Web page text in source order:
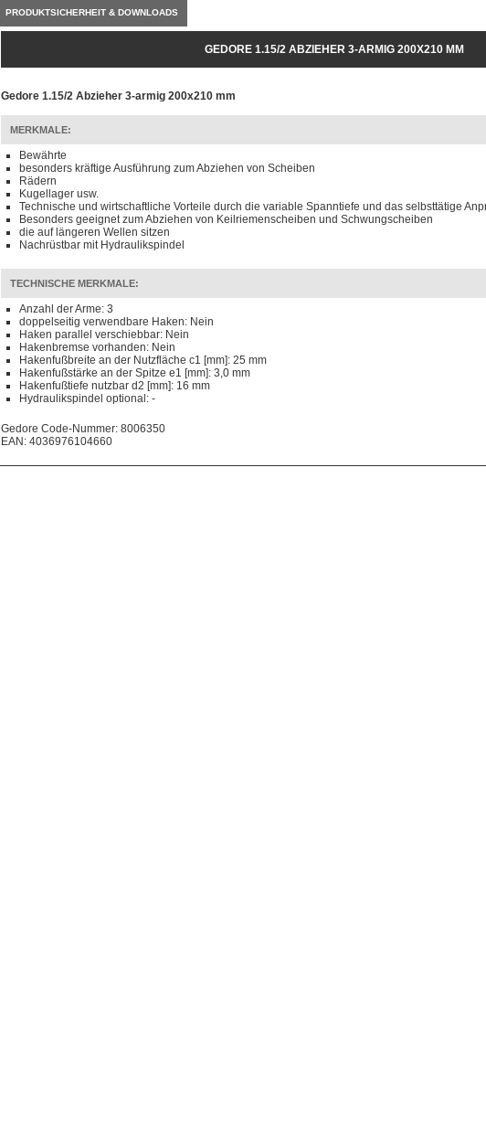
PRODUKTSICHERHEIT & DOWNLOADS
GEDORE 1.15/2 ABZIEHER 3-ARMIG 200X210 MM
Gedore 1.15/2 Abzieher 3-armig 200x210 mm
MERKMALE:
Bewährte
besonders kräftige Ausführung zum Abziehen von Scheiben
Rädern
Kugellager usw.
Technische und wirtschaftliche Vorteile durch die variable Spanntiefe und das selbsttätige
Besonders geeignet zum Abziehen von Keilriemenscheiben und Schwungscheiben
die auf längeren Wellen sitzen
Nachrüstbar mit Hydraulikspindel
TECHNISCHE MERKMALE:
Anzahl der Arme: 3
doppelseitig verwendbare Haken: Nein
Haken parallel verschiebbar: Nein
Hakenbremse vorhanden: Nein
Hakenfußbreite an der Nutzfläche c1 [mm]: 25 mm
Hakenfußstärke an der Spitze e1 [mm]: 3,0 mm
Hakenfußtiefe nutzbar d2 [mm]: 16 mm
Hydraulikspindel optional: -
Gedore Code-Nummer: 8006350
EAN: 4036976104660